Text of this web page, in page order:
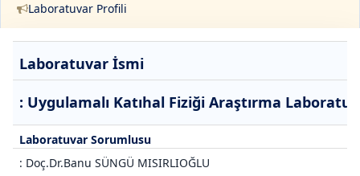
Laboratuvar Profili
Laboratuvar İsmi
: Uygulamalı Katıhal Fiziği Araştırma
Laboratuvar Sorumlusu
: Doç.Dr.Banu SÜNGÜ MISIRLIOĞLU